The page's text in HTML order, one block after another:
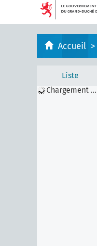
Accueil >
Liste
Chargement ...